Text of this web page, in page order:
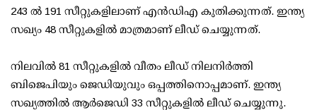
243 ല്‍ 191 സീറ്റുകളിലാണ് എന്‍ഡിഎ കുതിക്കുന്നത്. ഇന്ത്യ
സഖ്യം 48 സീറ്റുകളില്‍ മാത്രമാണ് ലീഡ് ചെയ്യുന്നത്.
നിലവില്‍ 81 സീറ്റുകളില്‍ വീതം ലീഡ് നിലനിര്‍ത്തി
ബിജെപിയും ജെഡിയുവും ഒപ്പത്തിനൊപ്പമാണ്. ഇന്ത്യ
സഖ്യത്തില്‍ ആര്‍ജെഡി 33 സീറ്റുകളില്‍ ലീഡ് ചെയ്യുന്നു.